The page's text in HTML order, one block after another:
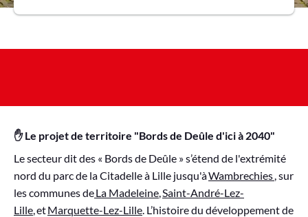
✋ Le projet de territoire "Bords de Deûle d'ici à 2040"
Le secteur dit des « Bords de Deûle » s’étend de l'extrémité
nord du parc de la Citadelle à Lille jusqu'àWambrechies, sur
les communes deLa Madeleine,Saint-André-Lez-
Lille, etMarquette-Lez-Lille. L’histoire du développement de